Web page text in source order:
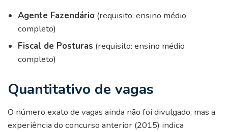
Agente Fazendário (requisito: ensino médio
completo)
Fiscal de Posturas (requisito: ensino médio
completo)
Quantitativo de vagas
O número exato de vagas ainda não foi divulgado, mas a
experiência do concurso anterior (2015) indica